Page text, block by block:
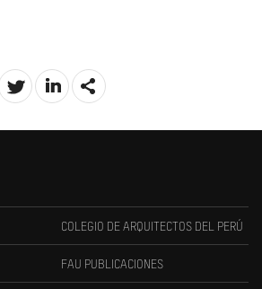
COLEGIO DE ARQUITECTOS DEL PERÚ
FAU PUBLICACIONES